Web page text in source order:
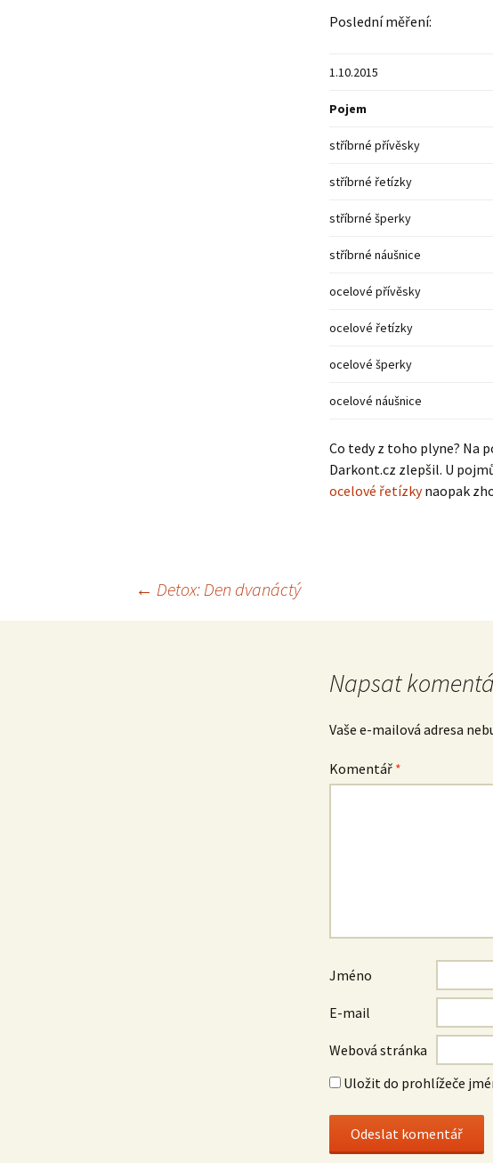
Poslední měření:
1.10.2015
Pojem
stříbrné přívěsky
stříbrné řetízky
stříbrné šperky
stříbrné náušnice
ocelové přívěsky
ocelové řetízky
ocelové šperky
ocelové náušnice
Co tedy z toho plyne? Na
Darkont.cz zlepšil. U
ocelové řetízkynaopak
Navigace
← Detox: Den dvanáctý
Napsat
Vaše e-mailová adresa
Komentář *
Jméno
E-mail
Webová stránka
Uložit do prohlížeče